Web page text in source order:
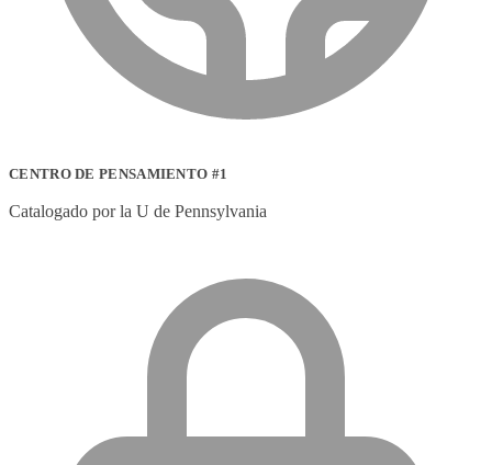
CENTRO DE PENSAMIENTO #1
Catalogado por la U de Pennsylvania